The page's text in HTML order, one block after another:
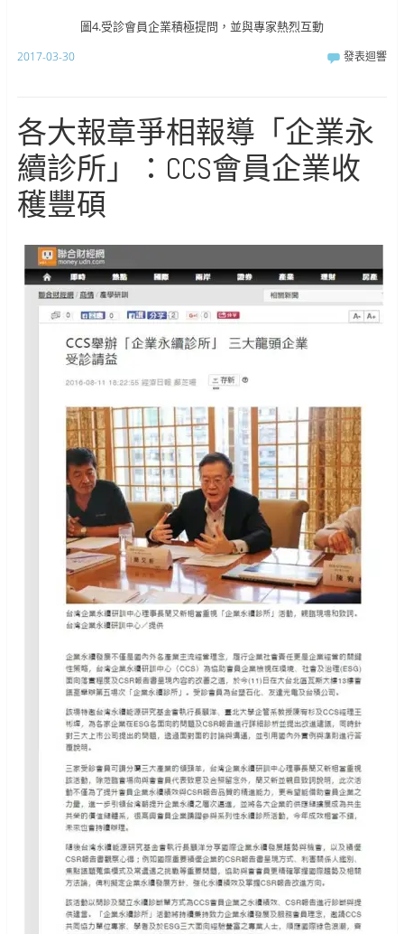
圖4.受診會員企業積極提問，並與專家熱烈互動
2017-03-30 發表迴響
各大報章爭相報導「企業永
續診所」：CCS會員企業收
穫豐碩